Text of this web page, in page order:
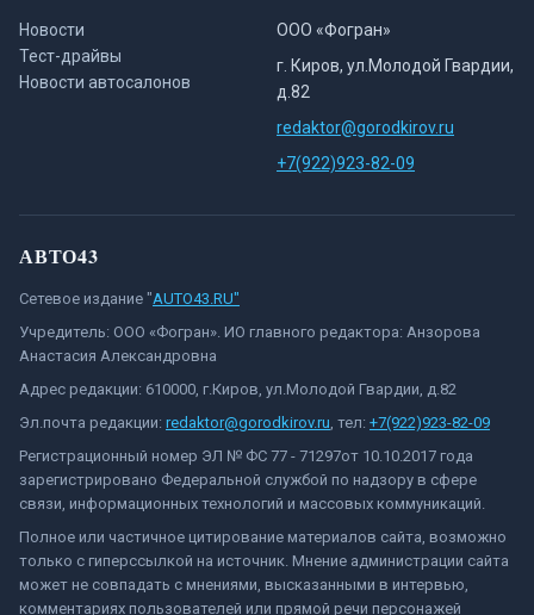
Новости
Тест-драйвы
Новости автосалонов
ООО «Фогран»
г. Киров, ул.Молодой Гвардии,
д.82
redaktor@gorodkirov.ru
+7(922)923-82-09
АВТО43
Сетевое издание "AUTO43.RU"
Учредитель: ООО «Фогран». ИО главного редактора: Анзорова
Анастасия Александровна
Адрес редакции: 610000, г.Киров, ул.Молодой Гвардии, д.82
Эл.почта редакции: redaktor@gorodkirov.ru, тел: +7(922)923-82-09
Регистрационный номер ЭЛ № ФС 77 - 71297от 10.10.2017 года
зарегистрировано Федеральной службой по надзору в сфере
связи, информационных технологий и массовых коммуникаций.
Полное или частичное цитирование материалов сайта, возможно
только с гиперссылкой на источник. Мнение администрации сайта
может не совпадать с мнениями, высказанными в интервью,
комментариях пользователей или прямой речи персонажей